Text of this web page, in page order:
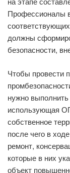
Профессионалы
должны
безопасности,
Чтобы провести
нужно
использующая
собственное
после чего в
ремонт,
которые в них
объект